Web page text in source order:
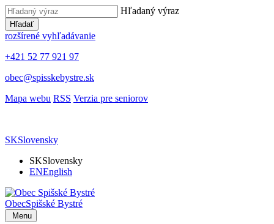
Hľadaný výraz
Hľadať
rozšírené vyhľadávanie
+421 52 77 921 97
obec@spisskebystre.sk
Mapa webu RSS Verzia pre seniorov
SKSlovensky
SKSlovensky
ENEnglish
ObecSpišské Bystré
Menu